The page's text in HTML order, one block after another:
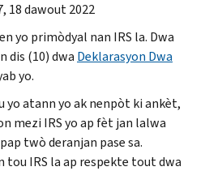
18 dawout 2022
yo primòdyal nan IRS la. Dwa
dis (10) dwa Deklarasyon Dwa
yo.
yo atann yo ak nenpòt ki ankèt,
mezi IRS yo ap fèt jan lalwa
twò deranjan pase sa.
tou IRS la ap respekte tout dwa